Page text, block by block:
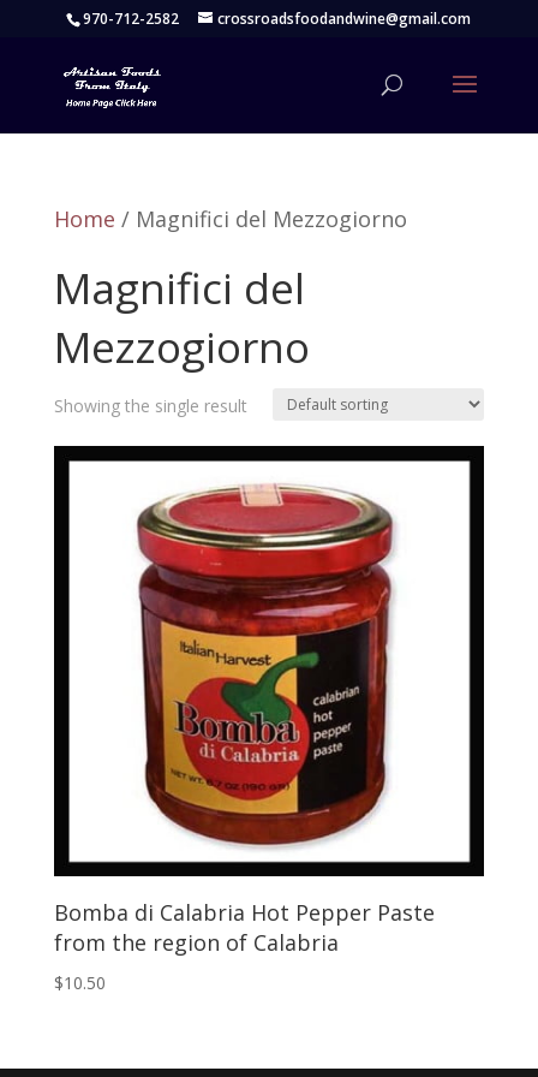
970-712-2582 crossroadsfoodandwine@gmail.com
Home / Magnifici del Mezzogiorno
Magnifici del
Mezzogiorno
Showing the single result
Bomba di Calabria Hot Pepper Paste
from the region of Calabria
$10.50